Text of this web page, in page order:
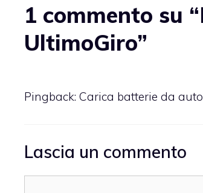
1 commento su
UltimoGiro”
Pingback: Carica batterie da
Lascia un commento